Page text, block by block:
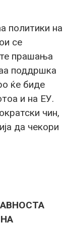
политики на
се
прашања
поддршка
ќе биде
и на ЕУ.
чин,
да чекори